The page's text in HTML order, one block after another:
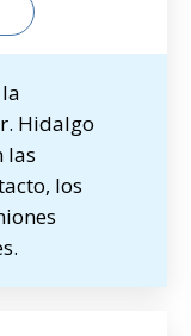
Hidalgo
las
los